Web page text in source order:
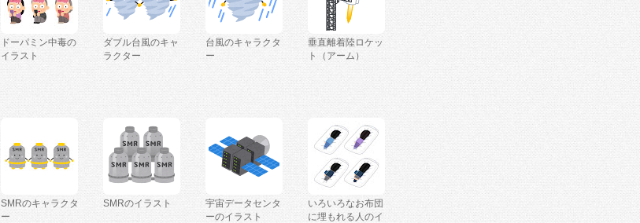
ドーパミン中毒の
イラスト
ダブル台風のキャ
ラクター
台風のキャラクタ
ー
垂直離着陸ロケッ
ト（アーム）
SMRのキャラクタ
ー
SMRのイラスト
宇宙データセンタ
ーのイラスト
いろいろなお布団
に埋もれる人のイ